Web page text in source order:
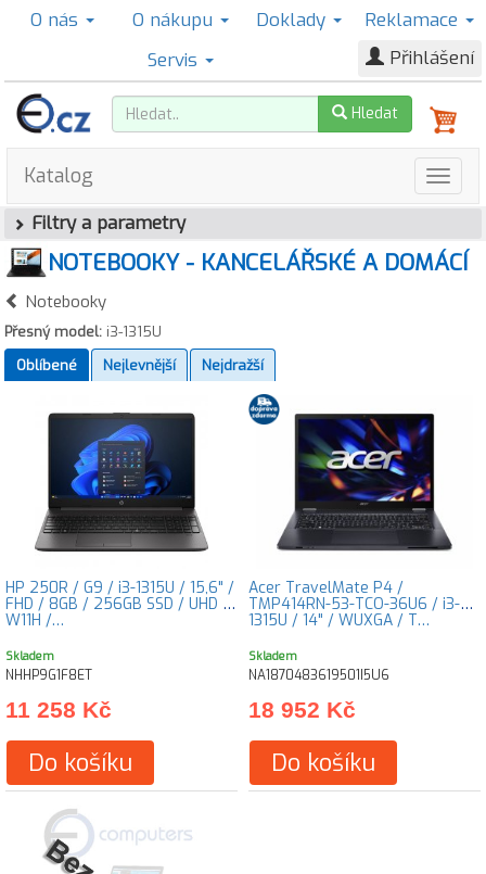
O nás O nákupu Doklady
Reklamace
Servis
Přihlášení
Hledat
Katalog
Filtry a parametry
NOTEBOOKY - KANCELÁŘSKÉ A DOMÁCÍ
Notebooky
Přesný model: i3-1315U
Oblíbené
Nejlevnější Nejdražší
HP 250R / G9 / i3-1315U / 15,6" /
FHD / 8GB / 256GB SSD / UHD /
W11H /…
Skladem
NHHP9G1F8ET
11 258 Kč
Do košíku
Acer TravelMate P4 /
TMP414RN-53-TCO-36U6 / i3-
1315U / 14" / WUXGA / T…
Skladem
NA1870483619501I5U6
18 952 Kč
Do košíku